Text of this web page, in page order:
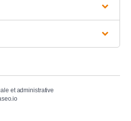
et administrative